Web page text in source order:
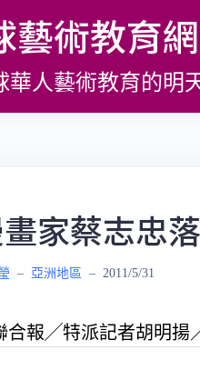
藝術教育網
華人藝術教育的明
家蔡志忠
– 亞洲地區 – 2011/5/31
合報╱特派記者胡明揚